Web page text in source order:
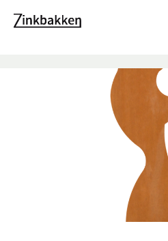
Spring over billedgalleri